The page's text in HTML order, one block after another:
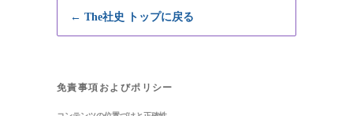
← The社史 トップに戻る
免責事項およびポリシー